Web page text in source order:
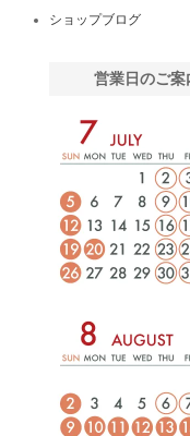
ショップブログ
営業日のご案